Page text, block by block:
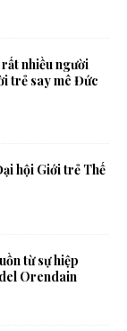
nhiều người
trẻ say mê Đức
hội Giới trẻ Thế
từ sự hiệp
Orendain